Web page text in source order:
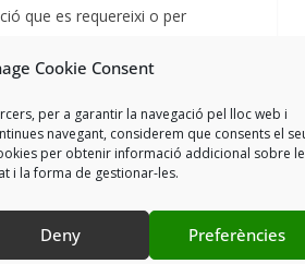
Cookie Consent
per a garantir la navegació pel lloc web i
navegant, considerem que consents el
per obtenir informació addicional sobre
i la forma de gestionar-les.
Deny Preferències
que es requereixi o per
sinistralitat, els accidents són una
mantenir i potenciar aquesta
unanimitat de tots els grups
aquest motiu que ens hem
i consells comarcals